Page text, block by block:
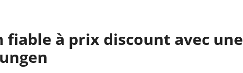
fiable à prix discount avec une